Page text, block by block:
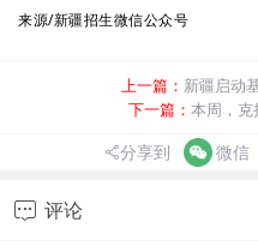
来源/新疆招生微信公众号
上一篇： 新疆启动
下一篇： 本周，
分享到 微信
 评论